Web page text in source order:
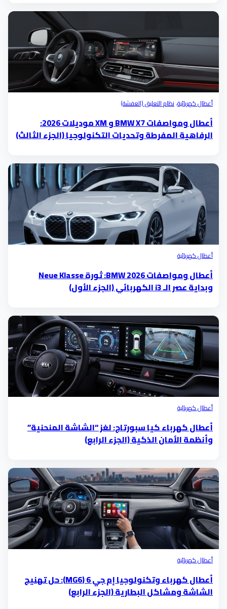
أعطال كهربائية،نظام التعليق (العفشة)
أعطال ومواصفات BMW X7 و XM موديلات 2026:
الرفاهية المفرطة وتحديات التكنولوجيا (الجزء الثالث)
أعطال كهربائية
أعطال ومواصفات BMW 2026: ثورة Neue Klasse
وبداية عصر الـ i3 الكهربائي (الجزء الأول)
أعطال كهربائية
أعطال كهرباء كيا سبورتاج: لغز “الشاشة المنحنية”
وأنظمة الأمان الذكية (الجزء الرابع)
أعطال كهربائية
أعطال كهرباء وتكنولوجيا إم جي 6 (MG6): حل تهنيج
الشاشة ومشاكل البطارية (الجزء الرابع)